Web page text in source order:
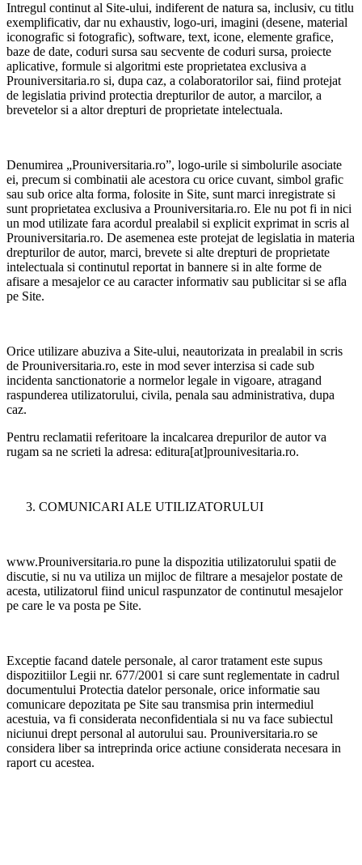
Intregul continut al Site-ului, indiferent de natura sa, inclusiv, cu titlu
exemplificativ, dar nu exhaustiv, logo-uri, imagini (desene, material
iconografic si fotografic), software, text, icone, elemente grafice,
baze de date, coduri sursa sau secvente de coduri sursa, proiecte
aplicative, formule si algoritmi este proprietatea exclusiva a
Prouniversitaria.ro si, dupa caz, a colaboratorilor sai, fiind protejat
de legislatia privind protectia drepturilor de autor, a marcilor, a
brevetelor si a altor drepturi de proprietate intelectuala.
Denumirea „Prouniversitaria.ro”, logo-urile si simbolurile asociate
ei, precum si combinatii ale acestora cu orice cuvant, simbol grafic
sau sub orice alta forma, folosite in Site, sunt marci inregistrate si
sunt proprietatea exclusiva a Prouniversitaria.ro. Ele nu pot fi in nici
un mod utilizate fara acordul prealabil si explicit exprimat in scris al
Prouniversitaria.ro. De asemenea este protejat de legislatia in materia
drepturilor de autor, marci, brevete si alte drepturi de proprietate
intelectuala si continutul reportat in bannere si in alte forme de
afisare a mesajelor ce au caracter informativ sau publicitar si se afla
pe Site.
Orice utilizare abuziva a Site-ului, neautorizata in prealabil in scris
de Prouniversitaria.ro, este in mod sever interzisa si cade sub
incidenta sanctionatorie a normelor legale in vigoare, atragand
raspunderea utilizatorului, civila, penala sau administrativa, dupa
caz.
Pentru reclamatii referitoare la incalcarea drepurilor de autor va
rugam sa ne scrieti la adresa: editura[at]prounivesitaria.ro.
COMUNICARI ALE UTILIZATORULUI
www.Prouniversitaria.ro pune la dispozitia utilizatorului spatii de
discutie, si nu va utiliza un mijloc de filtrare a mesajelor postate de
acesta, utilizatorul fiind unicul raspunzator de continutul mesajelor
pe care le va posta pe Site.
Exceptie facand datele personale, al caror tratament este supus
dispozitiilor Legii nr. 677/2001 si care sunt reglementate in cadrul
documentului Protectia datelor personale, orice informatie sau
comunicare depozitata pe Site sau transmisa prin intermediul
acestuia, va fi considerata neconfidentiala si nu va face subiectul
niciunui drept personal al autorului sau. Prouniversitaria.ro se
considera liber sa intreprinda orice actiune considerata necesara in
raport cu acestea.